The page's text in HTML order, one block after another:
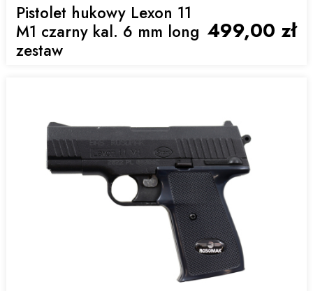
Pistolet hukowy Lexon 11
M1 czarny kal. 6 mm long
zestaw
499,00 zł